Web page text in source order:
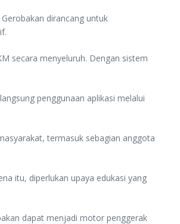
dirancang untuk
secara menyeluruh. Dengan sistem
penggunaan aplikasi melalui
termasuk sebagian anggota
itu, diperlukan upaya edukasi yang
dapat menjadi motor penggerak